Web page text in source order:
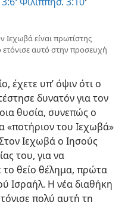
Ιεχωβά είναι πρωτίστης
αυτό στην προσευχή
έχετε υπ’ όψιν ότι ο
δυνατόν για τον
θυσία, συνεπώς ο
«ποτήριον του Ιεχωβά»
Ιεχωβά ο Ιησούς
του, για να
θείο θέλημα, πρώτα
Ισραήλ. Η νέα διαθήκη
πολύ αυτή τη